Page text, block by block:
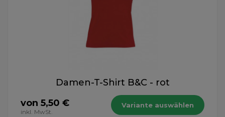
Damen-T-Shirt B&C - rot
von 5,50 €
inkl. MwSt.
Variante auswählen